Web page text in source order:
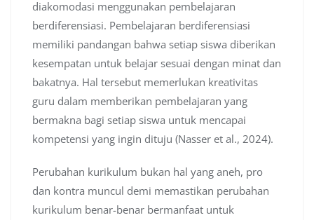
diakomodasi menggunakan pembelajaran
berdiferensiasi. Pembelajaran berdiferensiasi
memiliki pandangan bahwa setiap siswa diberikan
kesempatan untuk belajar sesuai dengan minat dan
bakatnya. Hal tersebut memerlukan kreativitas
guru dalam memberikan pembelajaran yang
bermakna bagi setiap siswa untuk mencapai
kompetensi yang ingin dituju (Nasser et al., 2024).
Perubahan kurikulum bukan hal yang aneh, pro
dan kontra muncul demi memastikan perubahan
kurikulum benar-benar bermanfaat untuk